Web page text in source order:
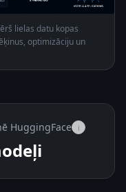
lielas datu kopas
optimizāciju un
HuggingFace i